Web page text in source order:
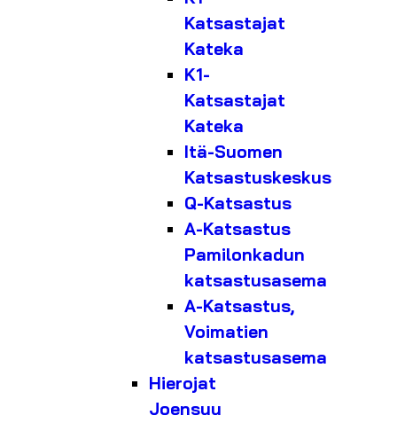
Katsastajat
Kateka
K1-
Katsastajat
Kateka
Itä-Suomen
Katsastuskeskus
Q-Katsastus
A-Katsastus
Pamilonkadun
katsastusasema
A-Katsastus,
Voimatien
katsastusasema
Hierojat
Joensuu